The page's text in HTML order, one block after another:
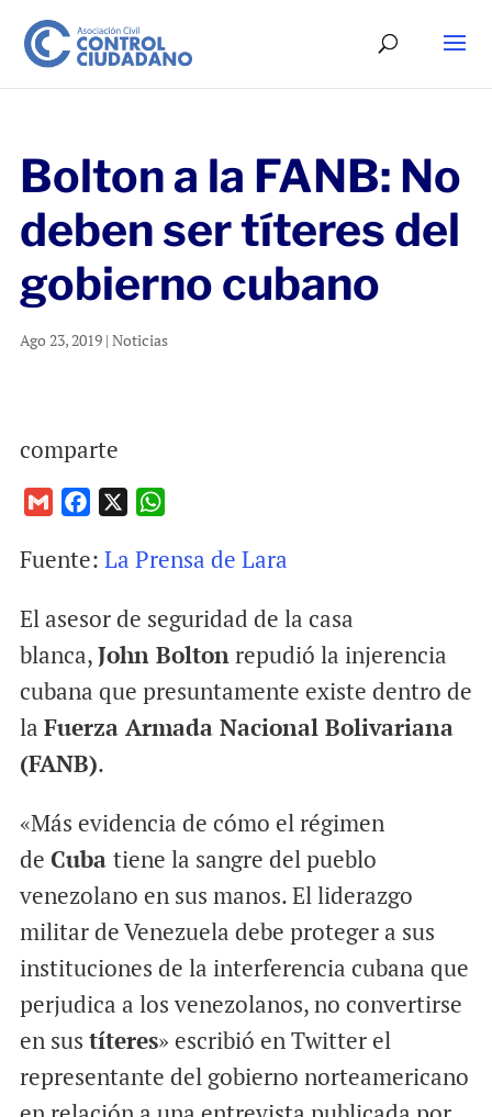
Bolton a la FANB: No
deben ser títeres del
gobierno cubano
Ago 23, 2019| Noticias
comparte
a
l
c
b
o
o
k
a
s
A
p
Fuente: La Prensa de Lara
El asesor de seguridad de la casa
blanca,John Boltonrepudió la injerencia
cubana que presuntamente existe dentro de
la Fuerza Armada Nacional Bolivariana
(FANB).
«Más evidencia de cómo el régimen
de Cuba tiene la sangre del pueblo
venezolano en sus manos. El liderazgo
militar de Venezuela debe proteger a sus
instituciones de la interferencia cubana que
perjudica a los venezolanos, no convertirse
en sus títeres» escribió en Twitter el
representante del gobierno norteamericano